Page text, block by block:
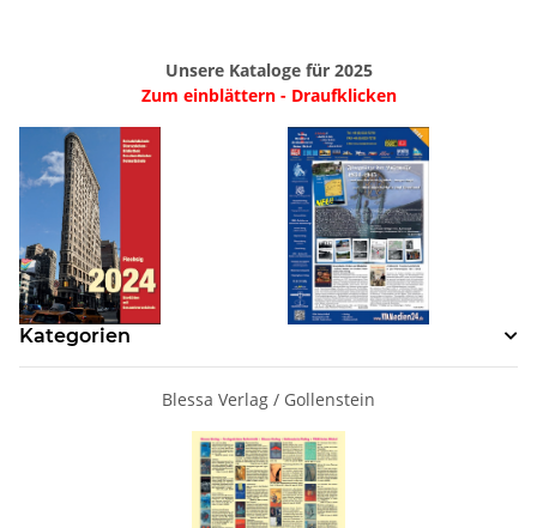
Unsere Kataloge für 2025
Zum einblättern - Draufklicken
Kategorien
Blessa Verlag / Gollenstein